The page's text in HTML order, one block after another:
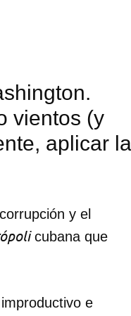
vientos (y
aplicar la
y el
cubana que
e